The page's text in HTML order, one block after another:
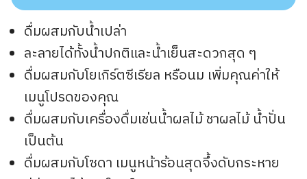
ดื่มผสมกับน้ำเปล่า
ละลายได้ทั้งน้ำปกติและน้ำเย็นสะดวกสุด ๆ
ดื่มผสมกับโยเกิร์ตซีเรียล หรือนม เพิ่มคุณค่าให้
เมนูโปรดของคุณ
ดื่มผสมกับเครื่องดื่มเช่นน้ำผลไม้ ชาผลไม้ น้ำปั่น
เป็นต้น
ดื่มผสมกับโซดา เมนูหน้าร้อนสุดจึ้งดับกระหาย